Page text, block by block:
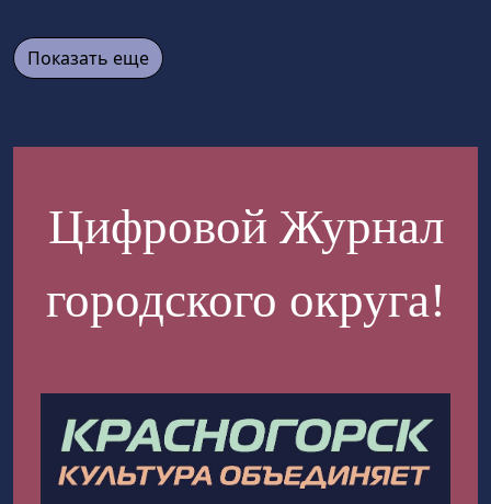
Показать еще
Цифровой Журнал
городского округа!